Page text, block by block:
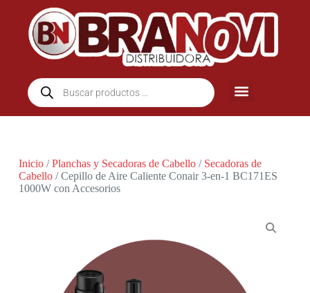
Inicio/Planchas y Secadoras de Cabello/ Secadoras de
Cabello/ Cepillo de Aire Caliente Conair 3-en-1 BC171ES
1000W con Accesorios